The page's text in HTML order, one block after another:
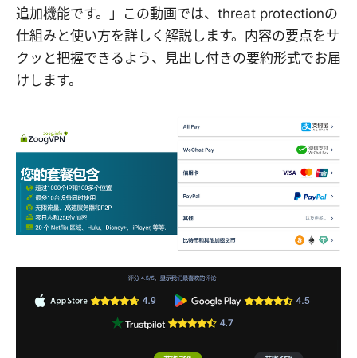
追加機能です。」この動画では、threat protectionの
仕組みと使い方を詳しく解説します。内容の要点をサ
クッと把握できるよう、見出し付きの要約形式でお届
けします。